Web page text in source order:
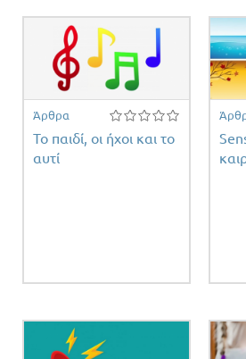
Άρθρα
Το παιδί, οι ήχοι και το
αυτί